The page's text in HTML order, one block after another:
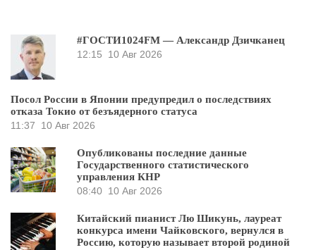
#ГОСТИ1024FM — Александр Дзичканец
12:15
10 Авг 2026
Посол России в Японии предупредил о последствиях
отказа Токио от безъядерного статуса
11:37
10 Авг 2026
Опубликованы последние данные
Государственного статистического
управления КНР
08:40 10 Авг 2026
Китайский пианист Лю Шикунь, лауреат
конкурса имени Чайковского, вернулся в
Россию, которую называет второй родиной